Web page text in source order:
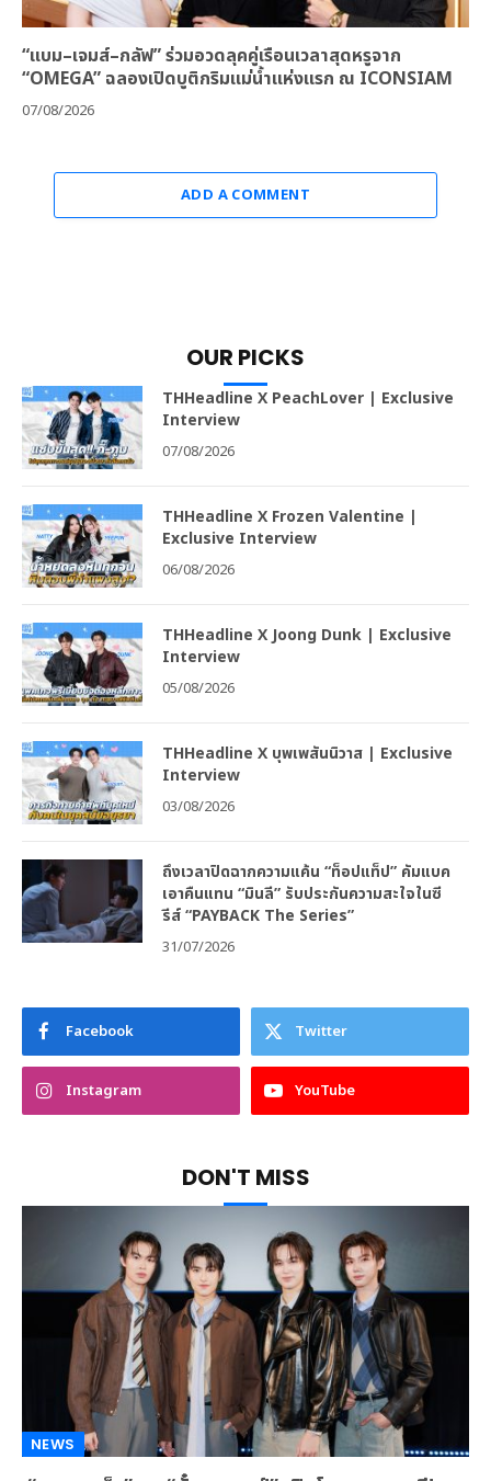
“แบม–เจมส์–กลัฟ” ร่วมอวดลุคคู่เรือนเวลาสุดหรูจาก
“OMEGA” ฉลองเปิดบูติกริมแม่น้ำแห่งแรก ณ ICONSIAM
07/08/2026
ADD A COMMENT
OUR PICKS
THHeadline X PeachLover | Exclusive
Interview
07/08/2026
THHeadline X Frozen Valentine |
Exclusive Interview
06/08/2026
THHeadline X Joong Dunk | Exclusive
Interview
05/08/2026
THHeadline X บุพเพสันนิวาส | Exclusive
Interview
03/08/2026
ถึงเวลาปิดฉากความแค้น “ท็อปแท็ป” คัมแบค
เอาคืนแทน “มินลี” รับประกันความสะใจในซี
รีส์ “PAYBACK The Series”
31/07/2026
Facebook Twitter
Instagram YouTube
DON'T MISS
NEWS